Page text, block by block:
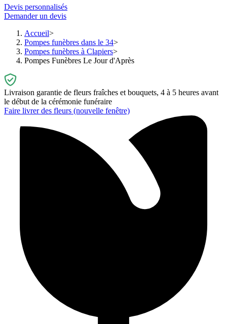
Devis personnalisés
Demander un devis
Accueil
Pompes funèbres dans le 34
Pompes funèbres à Clapiers
Pompes Funèbres Le Jour d'Après
Livraison garantie de fleurs fraîches et bouquets, 4 à 5 heures avant
le début de la cérémonie funéraire
Faire livrer des fleurs (nouvelle fenêtre)